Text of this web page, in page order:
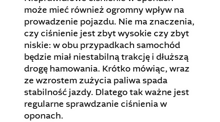
może mieć również ogromny wpływ na
prowadzenie pojazdu. Nie ma znaczenia,
czy ciśnienie jest zbyt wysokie czy zbyt
niskie: w obu przypadkach samochód
będzie miał niestabilną trakcję i dłuższą
drogę hamowania. Krótko mówiąc, wraz
ze wzrostem zużycia paliwa spada
stabilność jazdy. Dlatego tak ważne jest
regularne sprawdzanie ciśnienia w
oponach.